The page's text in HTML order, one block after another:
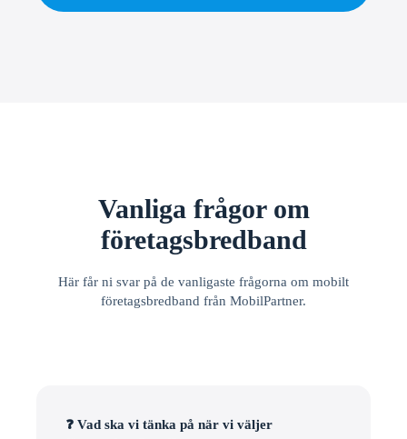
Vanliga frågor om
företagsbredband
Här får ni svar på de vanligaste frågorna om mobilt
företagsbredband från MobilPartner.
❓ Vad ska vi tänka på när vi väljer